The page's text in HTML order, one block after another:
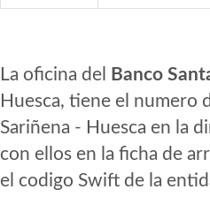
La oficina del Banco
Huesca, tiene el numero
Sariñena - Huesca en la
con ellos en la ficha de
el codigo Swift de la